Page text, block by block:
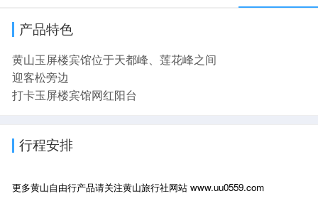
产品特色
黄山玉屏楼宾馆位于天都峰、莲花峰之间
迎客松旁边
打卡玉屏楼宾馆网红阳台
行程安排
更多黄山自由行产品请关注黄山旅行社网站 www.uu0559.com